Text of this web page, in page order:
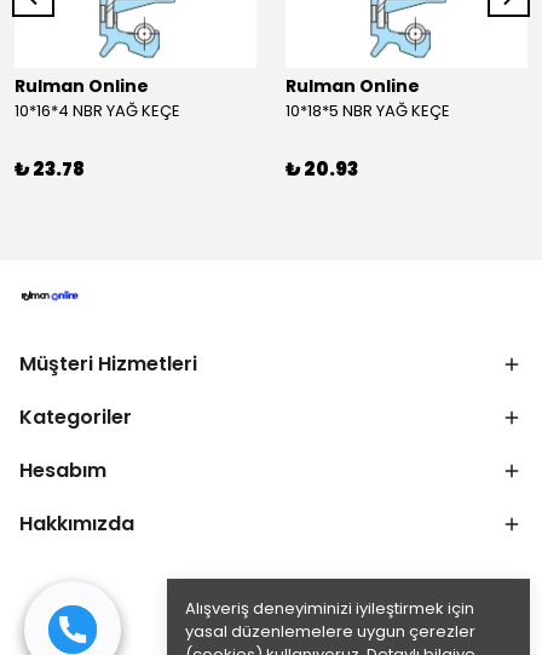
Alışveriş deneyiminizi iyileştirmek için
yasal düzenlemelere uygun çerezler
Rulman Online
10*16*4 NBR YAĞ KEÇE
₺ 23.78
Rulman Online
10*18*5 NBR YAĞ KEÇE
₺ 20.93
Müşteri Hizmetleri
Kategoriler
Hesabım
Hakkımızda